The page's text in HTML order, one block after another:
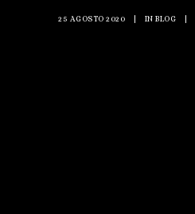
25 AGOSTO 2020 IN BLOG